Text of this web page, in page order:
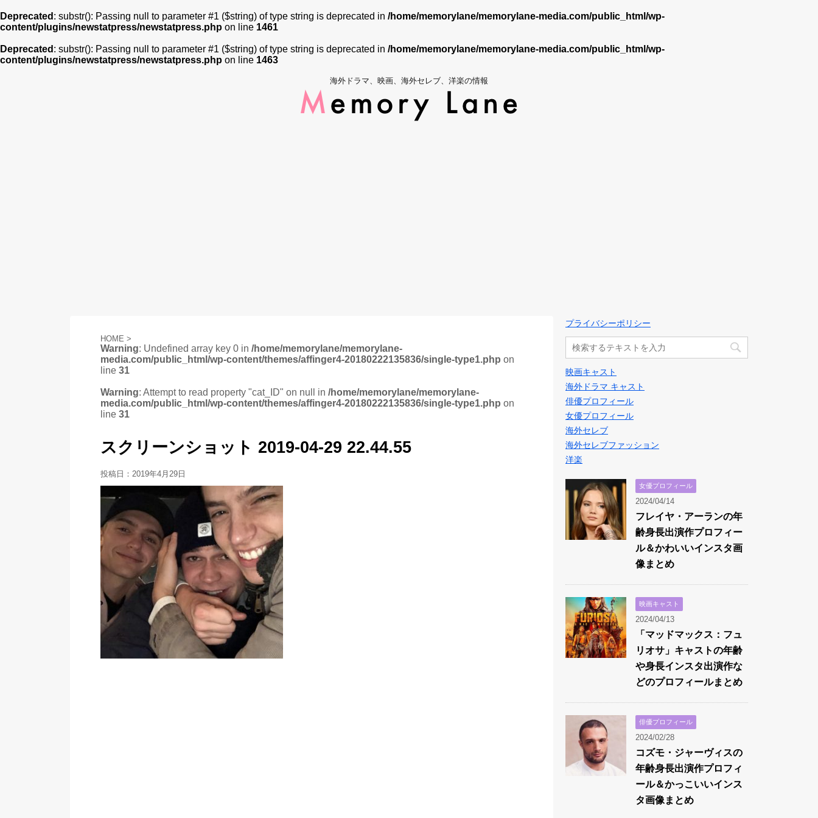
Deprecated : substr(): Passing null to parameter #1 ($string) of type string is deprecated in /home/memorylane/memorylane-media.com/public_html/wp-
content/plugins/newstatpress/newstatpress.php on line 1461
Deprecated : substr(): Passing null to parameter #1 ($string) of type string is deprecated in /home/memorylane/memorylane-media.com/public_html/wp-
content/plugins/newstatpress/newstatpress.php on line 1463
海外ドラマ、映画、海外セレブ、洋楽の情報
HOME >
Warning: Undefined array key 0 in /home/memorylane/memorylane-
media.com/public_html/wp-content/themes/affinger4-20180222135836/single-type1.php on
line 31
Warning: Attempt to read property "cat_ID" on null in /home/memorylane/memorylane-
media.com/public_html/wp-content/themes/affinger4-20180222135836/single-type1.php on
line 31
スクリーンショット 2019-04-29 22.44.55
投稿日： 2019年4月29日
プライバシーポリシー
映画キャスト
海外ドラマ キャスト
俳優プロフィール
女優プロフィール
海外セレブ
海外セレブファッション
洋楽
女優プロフィール
2024/04/14
フレイヤ・アーランの年
齢身長出演作プロフィー
ル＆かわいいインスタ画
像まとめ
映画キャスト
2024/04/13
「マッドマックス：フュ
リオサ」キャストの年齢
や身長インスタ出演作な
どのプロフィールまとめ
俳優プロフィール
2024/02/28
コズモ・ジャーヴィスの
年齢身長出演作プロフィ
ール＆かっこいいインス
タ画像まとめ